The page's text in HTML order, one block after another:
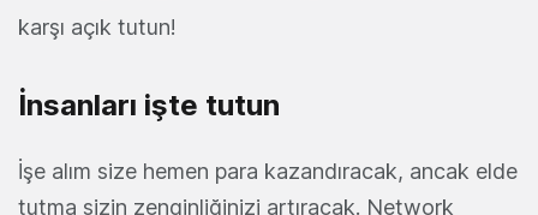
karşı açık tutun!
İnsanları işte tutun
İşe alım size hemen para kazandıracak, ancak elde
tutma sizin zenginliğinizi artıracak. Network